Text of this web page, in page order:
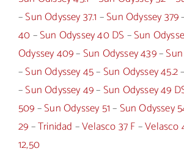
–Sun Odyssey 37.1 –Sun Odyssey 379
40–Sun Odyssey 40 DS –Sun
Odyssey 409–Sun Odyssey 439–
–Sun Odyssey 45–Sun Odyssey 45.2–
–Sun Odyssey 49–Sun Odyssey 49
509–Sun Odyssey 51–Sun Odyssey
29–Trinidad –Velasco 37 F–Velasco
12,50